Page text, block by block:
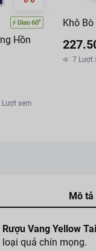
Hồn
Lượt xem
Khô
7 Lượt
Mô tả
Rượu Vang Yellow
loại quả chín mọng.